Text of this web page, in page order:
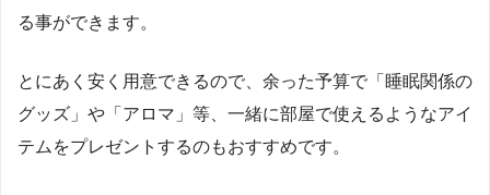
る事ができます。
とにあく安く用意できるので、余った予算で「睡眠関係の
グッズ」や「アロマ」等、一緒に部屋で使えるようなアイ
テムをプレゼントするのもおすすめです。